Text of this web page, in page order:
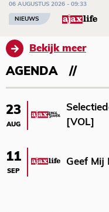
06 AUGUSTUS 2026 - 09:33
NIEUWS
Bekijk meer
AGENDA
23
AUG
[VOL]
11
SEP
Geef